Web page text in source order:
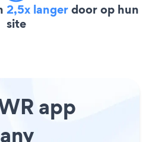
2,5x langerdoor op hun
site
app